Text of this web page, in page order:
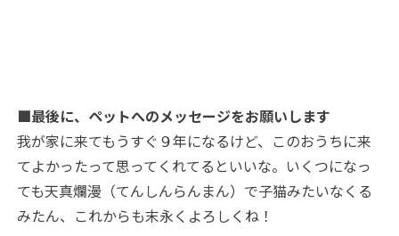
■最後に、ペットへのメッセージをお願いします
我が家に来てもうすぐ９年になるけど、このおうちに来
てよかったって思ってくれてるといいな。いくつになっ
ても天真爛漫（てんしんらんまん）で子猫みたいなくる
みたん、これからも末永くよろしくね！